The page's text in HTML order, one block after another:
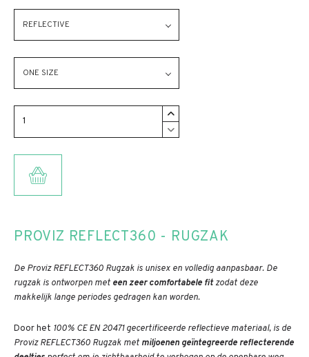
REFLECTIVE
ONE SIZE
PROVIZ REFLECT360 - RUGZAK
De Proviz REFLECT360 Rugzak is unisex en volledig aanpasbaar. De
rugzak is ontworpen met een zeer comfortabele fitzodat deze
makkelijk lange periodes gedragen kan worden.
Door het 100% CE EN 20471 gecertificeerde reflectieve materiaal, is de
Proviz REFLECT360 Rugzak met miljoenen geïntegreerde reflecterende